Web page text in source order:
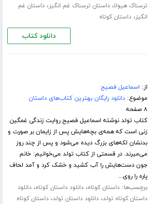
ترسناک هیولا،داستان ترسناک غم انگیز،داستان غم
انگیز،داستان کوتاه
دانلود کتاب
از: اسماعیل فصیح
موضوع:دانلود رایگان بهترین کتاب‌های داستان
۸ صفحه
کتاب تولد نوشته اسماعیل فصیح روایت زندگی غمگین
زنی است که همه‌ی بچه‌هایش پس از زایمان بر صورت و
بدنشان لکه‌های بزرگ دیده می‌شود و پس از چند روز
می‌میرند. در قسمتی از کتاب تولد می‌خوانیم: خانم
جون دست‌هایش را آب کشید و خشک کرد و آمد لحاف
پاره را روی...
برچسب‌ها:داستان کوتاه،دانلود داستان کوتاه،دانلود
داستان کوتاه تولد،دانلود داستان تولد،داستان کوتاه